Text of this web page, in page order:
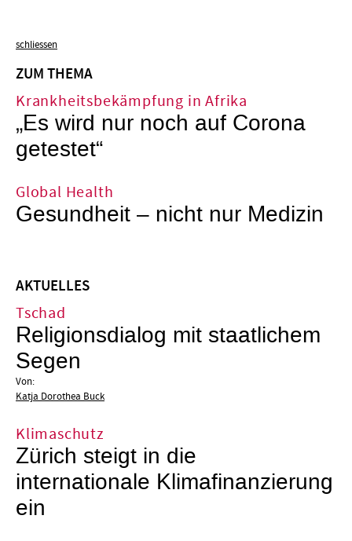
schliessen
ZUM THEMA
Krankheitsbekämpfung in Afrika
„Es wird nur noch auf Corona
getestet“
Global Health
Gesundheit – nicht nur Medizin
AKTUELLES
Tschad
Religionsdialog mit staatlichem
Segen
Von:
Katja Dorothea Buck
Klimaschutz
Zürich steigt in die
internationale Klimafinanzierung
ein